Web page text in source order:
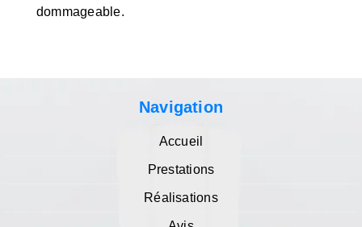
dommageable.
Navigation
Accueil
Prestations
Réalisations